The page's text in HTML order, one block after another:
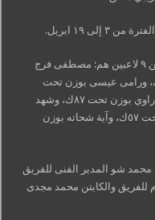
١٩ ابريل.
هذا ويمثل مصر بهذا المعسكر فريق مكون من ٩ لاعبين هم: مصطفى فرج
تحت ٥٨ك، واياد بركات بوزن تحت ٦٨ك، ورامى عيسى بوزن تحت
٧٤ك، وسيف عيسي بوزن تحت ٨٠ك، وأحمد راوي بوزن تحت ٨٧ك، وشهد
سامى بوزن تحت ٥٣ك، ونادين عمرو بوزن تحت ٥٧ك، وآية شحاته بوزن
محمد شو المدير الفنى للفريق
للفريق والكابتن محمد مجدى